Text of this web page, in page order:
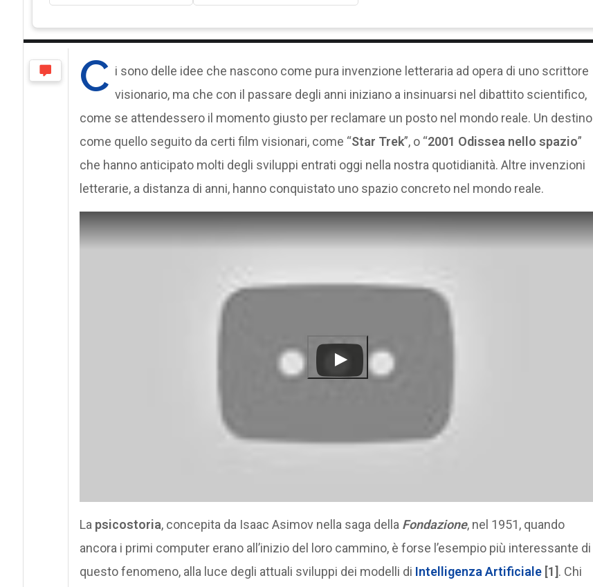
C i sono delle idee che nascono come pura invenzione letteraria ad opera di uno scrittore
visionario, ma che con il passare degli anni iniziano a insinuarsi nel dibattito scientifico,
come se attendessero il momento giusto per reclamare un posto nel mondo reale. Un destino
come quello seguito da certi film visionari, come “Star Trek”, o “2001 Odissea nello spazio”
che hanno anticipato molti degli sviluppi entrati oggi nella nostra quotidianità. Altre invenzioni
letterarie, a distanza di anni, hanno conquistato uno spazio concreto nel mondo reale.
La psicostoria, concepita da Isaac Asimov nella saga della Fondazione, nel 1951, quando
ancora i primi computer erano all’inizio del loro cammino, è forse l’esempio più interessante di
questo fenomeno, alla luce degli attuali sviluppi dei modelli di Intelligenza Artificiale [1]. Chi